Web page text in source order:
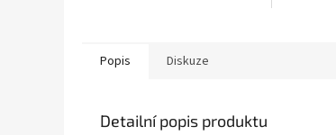
Popis Diskuze
Detailní popis produktu